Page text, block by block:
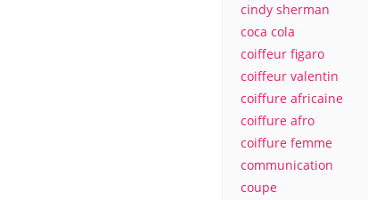
cindy sherman
coca cola
coiffeur figaro
coiffeur valentin
coiffure africaine
coiffure afro
coiffure femme
communication
coupe